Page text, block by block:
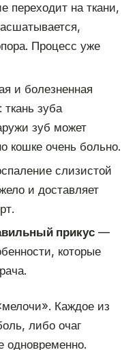
переходит на ткани,
Процесс уже
и болезненная
зуба
зуб может
кошке очень больно.
слизистой
и доставляет
прикус—
которые
Каждое из
либо очаг
одновременно.